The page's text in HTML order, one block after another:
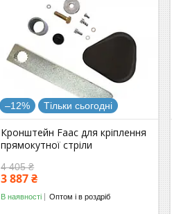
–12% Тільки сьогодні
Кронштейн Faac для кріплення
прямокутної стріли
4 405 ₴
3 887 ₴
В наявності Оптом і в роздріб